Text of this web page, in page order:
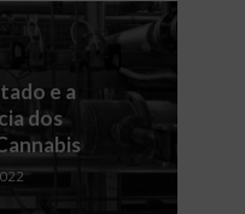
e a
dos